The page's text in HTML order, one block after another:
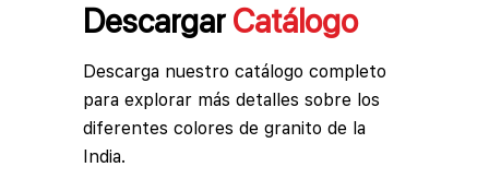
DescargarCatálogo
Descarga nuestro catálogo completo
para explorar más detalles sobre los
diferentes colores de granito de la
India.